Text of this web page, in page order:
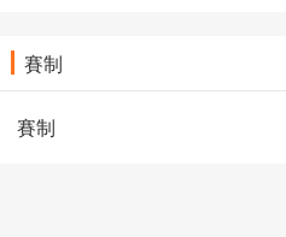
賽制
賽制